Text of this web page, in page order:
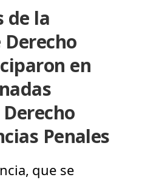
de la
en
Penales
que se